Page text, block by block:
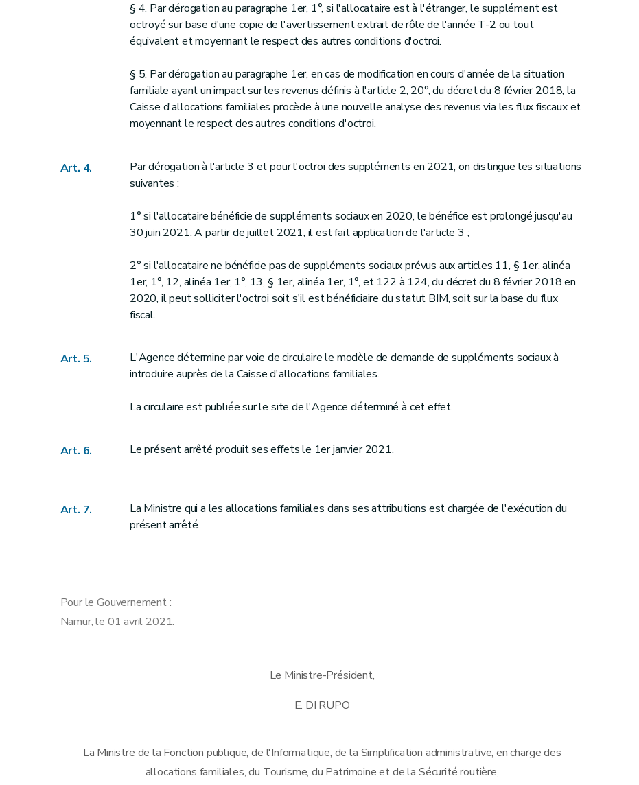
§ 4. Par dérogation au paragraphe 1er, 1°, si l'allocataire est à l'étranger, le supplément est
octroyé sur base d'une copie de l'avertissement extrait de rôle de l'année T-2 ou tout
équivalent et moyennant le respect des autres conditions d'octroi.
§ 5. Par dérogation au paragraphe 1er, en cas de modification en cours d'année de la situation
familiale ayant un impact sur les revenus définis à l'article 2, 20°, du décret du 8 février 2018, la
Caisse d'allocations familiales procède à une nouvelle analyse des revenus via les flux fiscaux et
moyennant le respect des autres conditions d'octroi.
Art. 4.
Par dérogation à l'article 3 et pour l'octroi des suppléments en 2021, on distingue les situations
suivantes :
1° si l'allocataire bénéficie de suppléments sociaux en 2020, le bénéfice est prolongé jusqu'au
30 juin 2021. A partir de juillet 2021, il est fait application de l'article 3 ;
2° si l'allocataire ne bénéficie pas de suppléments sociaux prévus aux articles 11, § 1er, alinéa
1er, 1°, 12, alinéa 1er, 1°, 13, § 1er, alinéa 1er, 1°, et 122 à 124, du décret du 8 février 2018 en
2020, il peut solliciter l'octroi soit s'il est bénéficiaire du statut BIM, soit sur la base du flux
fiscal.
Art. 5.
L'Agence détermine par voie de circulaire le modèle de demande de suppléments sociaux à
introduire auprès de la Caisse d'allocations familiales.
La circulaire est publiée sur le site de l'Agence déterminé à cet effet.
Art. 6. Le présent arrêté produit ses effets le 1er janvier 2021.
Art. 7.
La Ministre qui a les allocations familiales dans ses attributions est chargée de l'exécution du
présent arrêté.
Pour le Gouvernement :
Namur, le 01 avril 2021.
Le Ministre-Président,
E. DI RUPO
La Ministre de la Fonction publique, de l'Informatique, de la Simplification administrative, en charge des
allocations familiales, du Tourisme, du Patrimoine et de la Sécurité routière,